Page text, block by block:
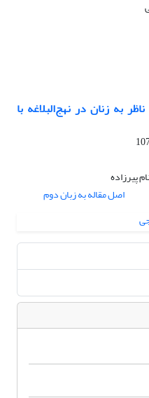
به زنان در نهج‌البلاغه با
پیرزاده
اصل مقاله به زبان دوم